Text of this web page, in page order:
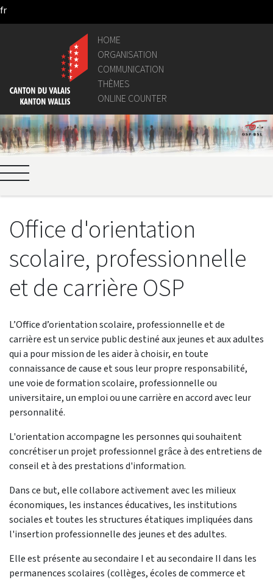
Skip to Main Content
fr
HOME
ORGANISATION
COMMUNICATION
THÈMES
ONLINE COUNTER
Office d'orientation
scolaire, professionnelle
et de carrière OSP
L’Office d’orientation scolaire, professionnelle et de
carrière est un service public destiné aux jeunes et aux adultes
qui a pour mission de les aider à choisir, en toute
connaissance de cause et sous leur propre responsabilité,
une voie de formation scolaire, professionnelle ou
universitaire, un emploi ou une carrière en accord avec leur
personnalité.
L'orientation accompagne les personnes qui souhaitent
concrétiser un projet professionnel grâce à des entretiens de
conseil et à des prestations d'information.
Dans ce but, elle collabore activement avec les milieux
économiques, les instances éducatives, les institutions
sociales et toutes les structures étatiques impliquées dans
l'insertion professionnelle des jeunes et des adultes.
Elle est présente au secondaire I et au secondaire II dans les
permanences scolaires (collèges, écoles de commerce et